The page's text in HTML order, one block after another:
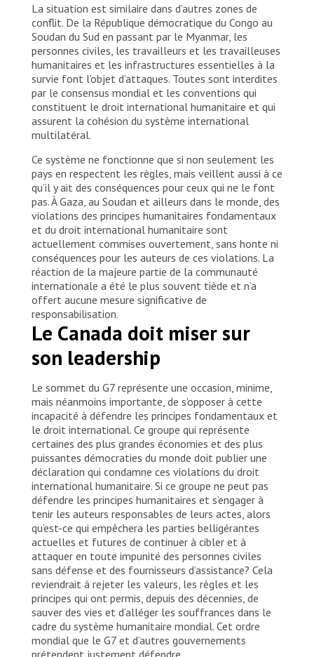
La situation est similaire dans d’autres zones de
conflit. De la République démocratique du Congo au
Soudan du Sud en passant par le Myanmar, les
personnes civiles, les travailleurs et les travailleuses
humanitaires et les infrastructures essentielles à la
survie font l’objet d’attaques. Toutes sont interdites
par le consensus mondial et les conventions qui
constituent le droit international humanitaire et qui
assurent la cohésion du système international
multilatéral.
Ce système ne fonctionne que si non seulement les
pays en respectent les règles, mais veillent aussi à ce
qu’il y ait des conséquences pour ceux qui ne le font
pas. À Gaza, au Soudan et ailleurs dans le monde, des
violations des principes humanitaires fondamentaux
et du droit international humanitaire sont
actuellement commises ouvertement, sans honte ni
conséquences pour les auteurs de ces violations. La
réaction de la majeure partie de la communauté
internationale a été le plus souvent tiède et n’a
offert aucune mesure significative de
responsabilisation.
Le Canada doit miser sur
son leadership
Le sommet du G7 représente une occasion, minime,
mais néanmoins importante, de s’opposer à cette
incapacité à défendre les principes fondamentaux et
le droit international. Ce groupe qui représente
certaines des plus grandes économies et des plus
puissantes démocraties du monde doit publier une
déclaration qui condamne ces violations du droit
international humanitaire. Si ce groupe ne peut pas
défendre les principes humanitaires et s’engager à
tenir les auteurs responsables de leurs actes, alors
qu’est-ce qui empêchera les parties belligérantes
actuelles et futures de continuer à cibler et à
attaquer en toute impunité des personnes civiles
sans défense et des fournisseurs d’assistance? Cela
reviendrait à rejeter les valeurs, les règles et les
principes qui ont permis, depuis des décennies, de
sauver des vies et d’alléger les souffrances dans le
cadre du système humanitaire mondial. Cet ordre
mondial que le G7 et d’autres gouvernements
prétendent justement défendre.